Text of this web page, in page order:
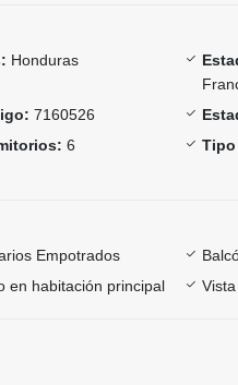
Honduras
7160526
6
Empotrados
en habitación principal